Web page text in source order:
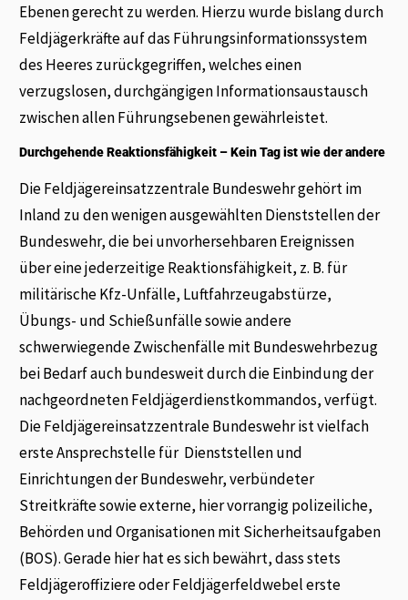
Ebenen gerecht zu werden. Hierzu wurde bislang durch
Feldjägerkräfte auf das Führungsinformationssystem
des Heeres zurückgegriffen, welches einen
verzugslosen, durchgängigen Informationsaustausch
zwischen allen Führungsebenen gewährleistet.
Durchgehende Reaktionsfähigkeit – Kein Tag ist wie der andere
Die Feldjägereinsatzzentrale Bundeswehr gehört im
Inland zu den wenigen ausgewählten Dienststellen der
Bundeswehr, die bei unvorhersehbaren Ereignissen
über eine jederzeitige Reaktionsfähigkeit, z. B. für
militärische Kfz-Unfälle, Luftfahrzeugabstürze,
Übungs- und Schießunfälle sowie andere
schwerwiegende Zwischenfälle mit Bundeswehrbezug
bei Bedarf auch bundesweit durch die Einbindung der
nachgeordneten Feldjägerdienstkommandos, verfügt.
Die Feldjägereinsatzzentrale Bundeswehr ist vielfach
erste Ansprechstelle für Dienststellen und
Einrichtungen der Bundeswehr, verbündeter
Streitkräfte sowie externe, hier vorrangig polizeiliche,
Behörden und Organisationen mit Sicherheitsaufgaben
(BOS). Gerade hier hat es sich bewährt, dass stets
Feldjägeroffiziere oder Feldjägerfeldwebel erste